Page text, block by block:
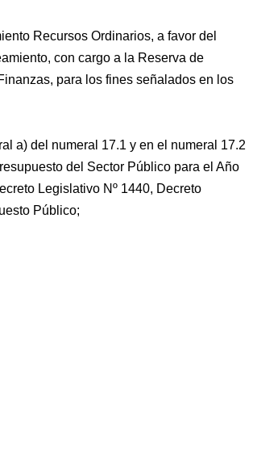
Recursos Ordinarios, a favor del
con cargo a la Reserva de
para los fines señalados en los
a) del numeral 17.1 y en el numeral 17.2
del Sector Público para el Año
Legislativo Nº 1440, Decreto
Público;